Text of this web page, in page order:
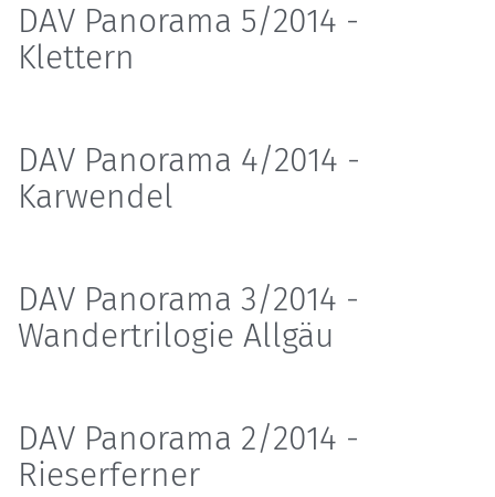
DAV Panorama 5/2014 -
Klettern
DAV Panorama 4/2014 -
Karwendel
DAV Panorama 3/2014 -
Wandertrilogie Allgäu
DAV Panorama 2/2014 -
Rieserferner